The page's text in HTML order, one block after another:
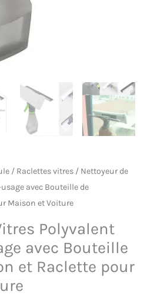
/ Raclettes vitres / Nettoyeur de
avec Bouteille de
Maison et Voiture
Polyvalent
avec Bouteille
et Raclette pour